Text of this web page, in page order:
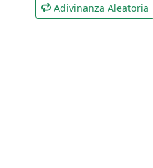
Adivinanza Aleatoria